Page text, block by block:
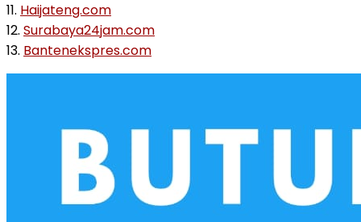
11. Haijateng.com
12. Surabaya24jam.com
13. Bantenekspres.com